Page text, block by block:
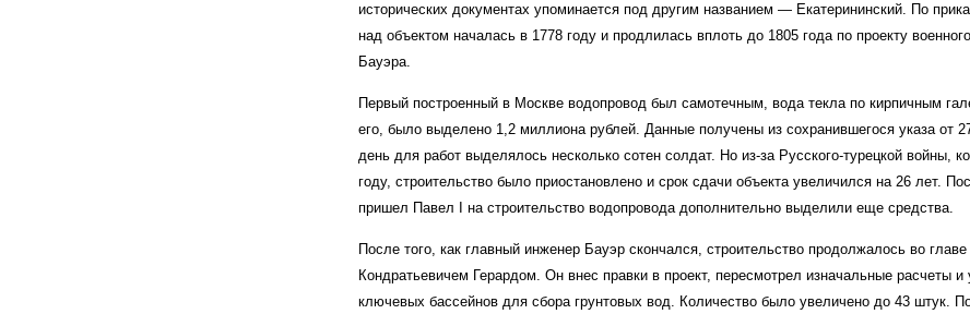
исторических документах упоминается под другим названием — Екатерининский. По
над объектом началась в 1778 году и продлилась вплоть до 1805 года по проекту
Бауэра.
Первый построенный в Москве водопровод был самотечным, вода текла по кирпичным
его, было выделено 1,2 миллиона рублей. Данные получены из сохранившегося указа от
день для работ выделялось несколько сотен солдат. Но из-за Русского-турецкой войны,
году, строительство было приостановлено и срок сдачи объекта увеличился на 26 лет.
пришел Павел I на строительство водопровода дополнительно выделили еще средства.
После того, как главный инженер Бауэр скончался, строительство продолжалось во
Кондратьевичем Герардом. Он внес правки в проект, пересмотрел изначальные расчеты и
ключевых бассейнов для сбора грунтовых вод. Количество было увеличено до 43 штук.